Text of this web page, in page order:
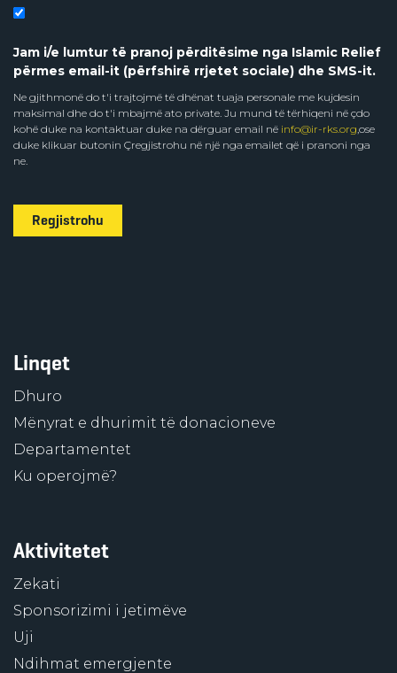
Jam i/e lumtur të pranoj përditësime nga Islamic Relief
përmes email-it (përfshirë rrjetet sociale) dhe SMS-it.
Ne gjithmonë do t'i trajtojmë të dhënat tuaja personale me kujdesin
maksimal dhe do t'i mbajmë ato private. Ju mund të tërhiqeni në çdo
kohë duke na kontaktuar duke na dërguar email në info@ir-rks.org,ose
duke klikuar butonin Çregjistrohu në një nga emailet që i pranoni nga
ne.
Regjistrohu
Linqet
Dhuro
Mënyrat e dhurimit të donacioneve
Departamentet
Ku operojmë?
Aktivitetet
Zekati
Sponsorizimi i jetimëve
Uji
Ndihmat emergjente